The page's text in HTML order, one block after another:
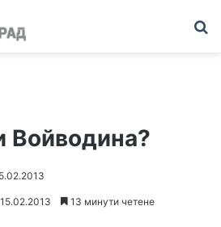
Войводина?
13 минути четене